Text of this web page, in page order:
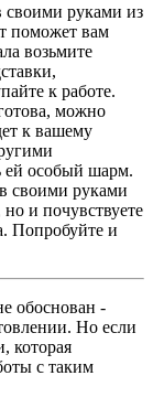
своими руками из
поможет вам
возьмите
к работе.
можно
к вашему
ей особый шарм.
своими руками
и почувствуете
Попробуйте и
обоснован -
Но если
которая
с таким